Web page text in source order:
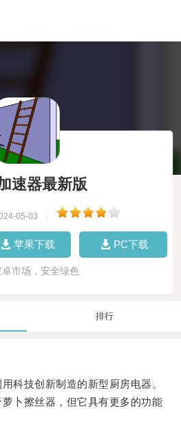
速器最新版
05-03
苹果下载 PC下载
卓市场，安全绿色
排行
技创新制造的新型厨房电器。
擦丝器，但它具有更多的功能